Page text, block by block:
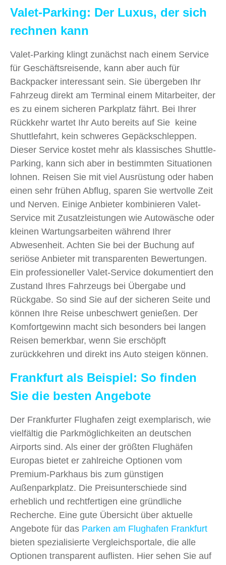
Valet-Parking: Der Luxus, der sich
rechnen kann
Valet-Parking klingt zunächst nach einem Service
für Geschäftsreisende, kann aber auch für
Backpacker interessant sein. Sie übergeben Ihr
Fahrzeug direkt am Terminal einem Mitarbeiter, der
es zu einem sicheren Parkplatz fährt. Bei Ihrer
Rückkehr wartet Ihr Auto bereits auf Sie keine
Shuttlefahrt, kein schweres Gepäckschleppen.
Dieser Service kostet mehr als klassisches Shuttle-
Parking, kann sich aber in bestimmten Situationen
lohnen. Reisen Sie mit viel Ausrüstung oder haben
einen sehr frühen Abflug, sparen Sie wertvolle Zeit
und Nerven. Einige Anbieter kombinieren Valet-
Service mit Zusatzleistungen wie Autowäsche oder
kleinen Wartungsarbeiten während Ihrer
Abwesenheit. Achten Sie bei der Buchung auf
seriöse Anbieter mit transparenten Bewertungen.
Ein professioneller Valet-Service dokumentiert den
Zustand Ihres Fahrzeugs bei Übergabe und
Rückgabe. So sind Sie auf der sicheren Seite und
können Ihre Reise unbeschwert genießen. Der
Komfortgewinn macht sich besonders bei langen
Reisen bemerkbar, wenn Sie erschöpft
zurückkehren und direkt ins Auto steigen können.
Frankfurt als Beispiel: So finden
Sie die besten Angebote
Der Frankfurter Flughafen zeigt exemplarisch, wie
vielfältig die Parkmöglichkeiten an deutschen
Airports sind. Als einer der größten Flughäfen
Europas bietet er zahlreiche Optionen vom
Premium-Parkhaus bis zum günstigen
Außenparkplatz. Die Preisunterschiede sind
erheblich und rechtfertigen eine gründliche
Recherche. Eine gute Übersicht über aktuelle
Angebote für das Parken am Flughafen Frankfurt
bieten spezialisierte Vergleichsportale, die alle
Optionen transparent auflisten. Hier sehen Sie auf